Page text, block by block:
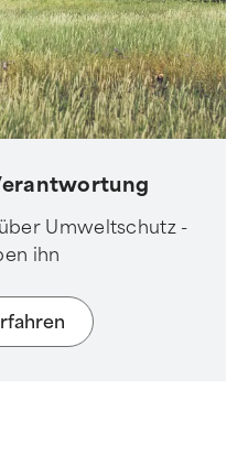
Umweltschutz -
ihn